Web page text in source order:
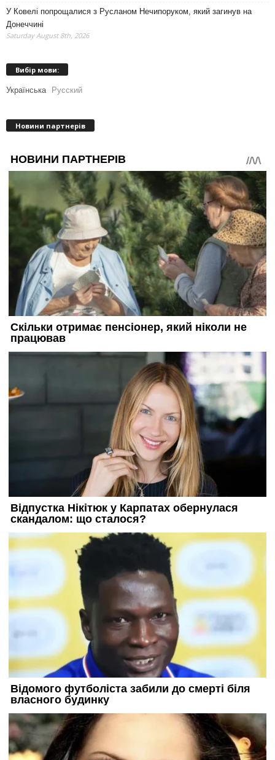
У Ковелі попрощалися з Русланом Нечипоруком, який загинув на
Донеччині
Saturday August 8th, 2026
Вибір мови:
Українська Русский
Новини партнерів